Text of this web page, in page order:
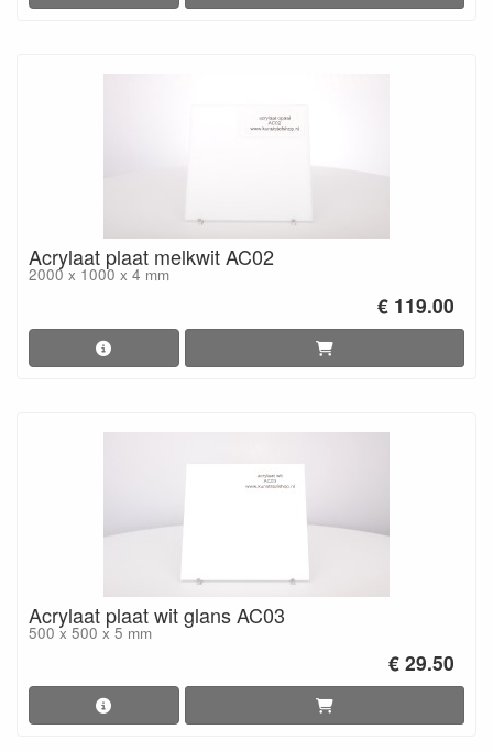
Acrylaat plaat melkwit AC02
2000 x 1000 x 4 mm
€ 119.00
Acrylaat plaat wit glans AC03
500 x 500 x 5 mm
€ 29.50